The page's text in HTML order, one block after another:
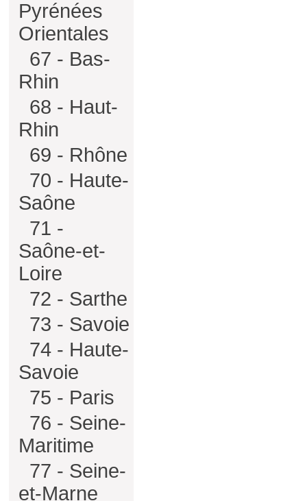
Pyrénées
Orientales
67 - Bas-
Rhin
68 - Haut-
Rhin
69 - Rhône
70 - Haute-
Saône
71 -
Saône-et-
Loire
72 - Sarthe
73 - Savoie
74 - Haute-
Savoie
75 - Paris
76 - Seine-
Maritime
77 - Seine-
et-Marne